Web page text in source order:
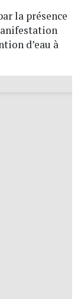
la présence
d’eau à